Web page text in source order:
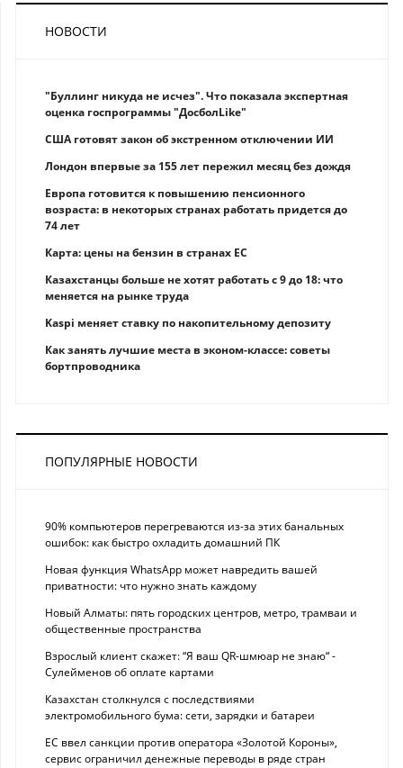
НОВОСТИ
"Буллинг никуда не исчез". Что показала экспертная
оценка госпрограммы "ДосболLike"
США готовят закон об экстренном отключении ИИ
Лондон впервые за 155 лет пережил месяц без дождя
Европа готовится к повышению пенсионного
возраста: в некоторых странах работать придется до
74 лет
Карта: цены на бензин в странах ЕС
Казахстанцы больше не хотят работать с 9 до 18: что
меняется на рынке труда
Kaspi меняет ставку по накопительному депозиту
Как занять лучшие места в эконом-классе: советы
бортпроводника
ПОПУЛЯРНЫЕ НОВОСТИ
90% компьютеров перегреваются из-за этих банальных
ошибок: как быстро охладить домашний ПК
Новая функция WhatsApp может навредить вашей
приватности: что нужно знать каждому
Новый Алматы: пять городских центров, метро, трамваи и
общественные пространства
Взрослый клиент скажет: “Я ваш QR-шмюар не знаю“ -
Сулейменов об оплате картами
Казахстан столкнулся с последствиями
электромобильного бума: сети, зарядки и батареи
ЕС ввел санкции против оператора «Золотой Короны»,
сервис ограничил денежные переводы в ряде стран